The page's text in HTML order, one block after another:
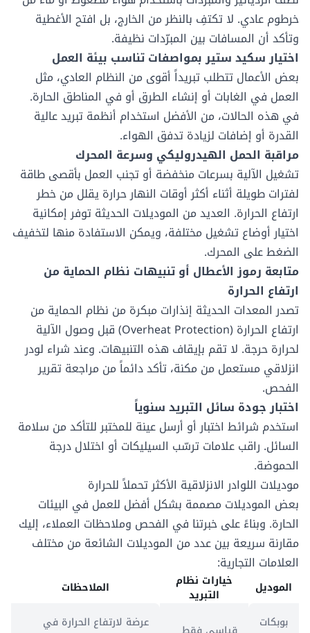
خرطوم عادي. لا تكتفِ بالنظر من الخارج، بل افتح الأغطية
وتأكد أن المسافات بين المبرّدات نظيفة.
اختيار سكيد ستير بمواصفات تناسب بيئة العمل
بعض الأعمال تتطلب تبريداً أقوى من النظام العادي، مثل
العمل في الغابات أو إنشاء الطرق أو في المناطق الحارة.
في هذه الحالات، من الأفضل استخدام أنظمة تبريد عالية
القدرة أو إضافات لزيادة تدفق الهواء.
مراقبة الحمل الهيدروليكي وسرعة المحرك
تشغيل الآلية بسرعات منخفضة أو تجنب العمل بأقصى طاقة
لفترات طويلة أثناء أكثر أوقات النهار حرارة يقلل من خطر
ارتفاع الحرارة. العديد من الموديلات الحديثة توفر إمكانية
اختيار أوضاع تشغيل مختلفة، ويمكن الاستفادة منها لتخفيف
الضغط على المحرك.
متابعة رموز الأعطال أو تنبيهات نظام الحماية من
ارتفاع الحرارة
تصدر المعدات الحديثة إنذارات مبكرة من نظام الحماية من
ارتفاع الحرارة (Overheat Protection) قبل وصول الآلية
لحرارة حرجة. لا تقم بإيقاف هذه التنبيهات. وعند شراء لودر
انزلاقي مستعمل من مكنة، تأكد دائماً من مراجعة تقرير
الفحص.
اختبار جودة سائل التبريد سنوياً
استخدم شرائط اختبار أو أرسل عينة للمختبر للتأكد من سلامة
السائل. راقب علامات ترسّب السيليكات أو اختلال درجة
الحموضة.
موديلات اللوادر الانزلاقية الأكثر تحملاً للحرارة
بعض الموديلات مصممة بشكل أفضل للعمل في البيئات
الحارة. وبناءً على خبرتنا في الفحص وملاحظات العملاء، إليك
مقارنة سريعة بين عدد من الموديلات الشائعة من مختلف
العلامات التجارية:
الموديل خيارات نظام
التبريد
الملاحظات
بوبكات
عرضة لارتفاع الحرارة في